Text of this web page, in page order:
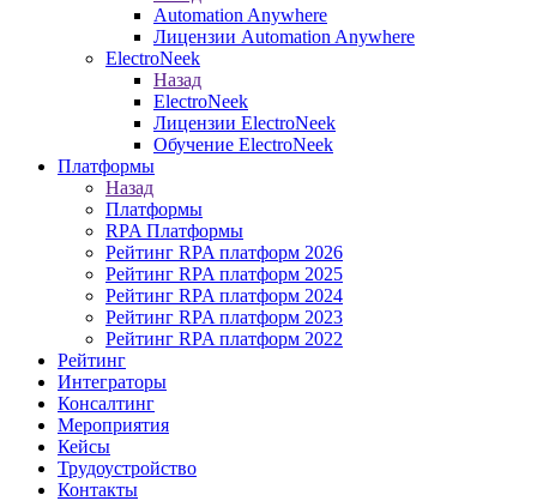
Automation Anywhere
Лицензии Automation Anywhere
ElectroNeek
Назад
ElectroNeek
Лицензии ElectroNeek
Обучение ElectroNeek
Платформы
Назад
Платформы
RPA Платформы
Рейтинг RPA платформ 2026
Рейтинг RPA платформ 2025
Рейтинг RPA платформ 2024
Рейтинг RPA платформ 2023
Рейтинг RPA платформ 2022
Рейтинг
Интеграторы
Консалтинг
Mероприятия
Кейсы
Трудоустройство
Контакты